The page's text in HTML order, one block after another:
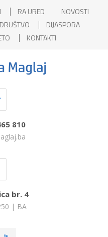
RA URED
NOVOSTI
DIJASPORA
KONTAKTI
810
br. 4
| BA